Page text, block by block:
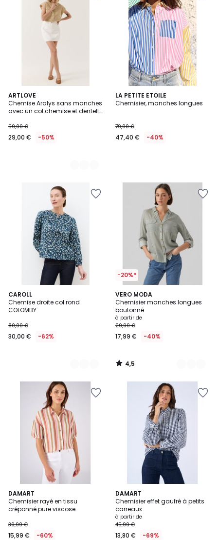
ARTLOVE
Chemise Aralys sans manches
avec un col chemise et dentelle
59,00 €
29,00 € -50%
2
Couleurs
LA PETITE ETOILE
Chemisier, manches longues
79,00 €
47,40 € -40%
CAROLL
Chemise droite col rond
COLOMBY
80,00 €
30,00 € -62%
2
Couleurs
-20%*
VERO MODA
Chemisier manches longues
boutonné
à partir de
29,99 €
17,99 € -40%
4,5
/ 5
8
Couleurs
4,5
/
DAMART
Chemisier rayé en tissu
créponné pure viscose
39,99 €
15,99 € -60%
DAMART
Chemisier effet gaufré à petits
carreaux
à partir de
45,99 €
13,80 € -69%
3
Couleurs